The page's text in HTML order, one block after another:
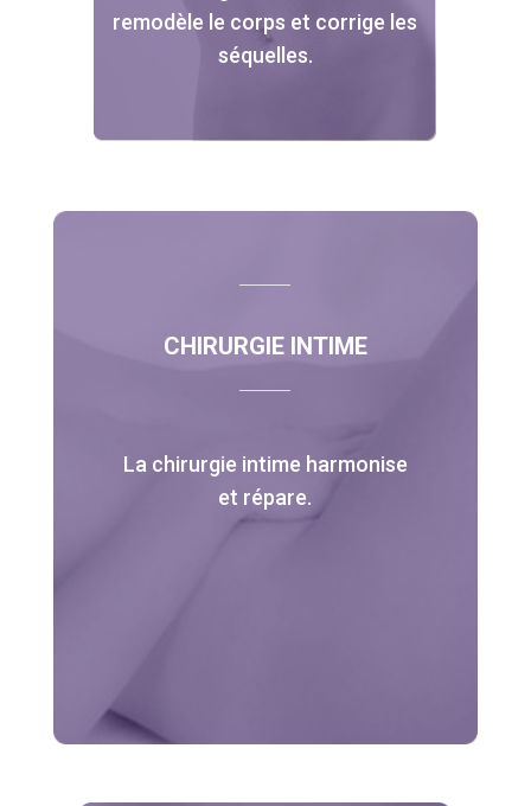
remodèle le corps et corrige les
séquelles.
CHIRURGIE INTIME
La chirurgie intime harmonise
et répare.